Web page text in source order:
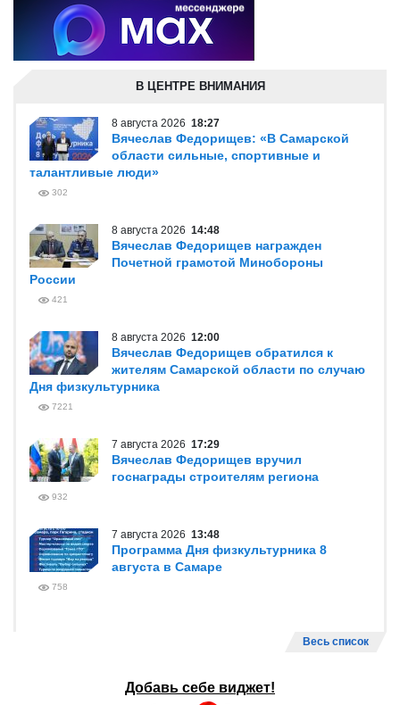
В ЦЕНТРЕ ВНИМАНИЯ
8 августа 2026 18:27
Вячеслав Федорищев: «В Самарской
области сильные, спортивные и
талантливые люди»
302
8 августа 2026 14:48
Вячеслав Федорищев награжден
Почетной грамотой Минобороны
России
421
8 августа 2026 12:00
Вячеслав Федорищев обратился к
жителям Самарской области по случаю
Дня физкультурника
7221
7 августа 2026 17:29
Вячеслав Федорищев вручил
госнаграды строителям региона
932
7 августа 2026 13:48
Программа Дня физкультурника 8
августа в Самаре
758
Весь список
Добавь себе виджет!